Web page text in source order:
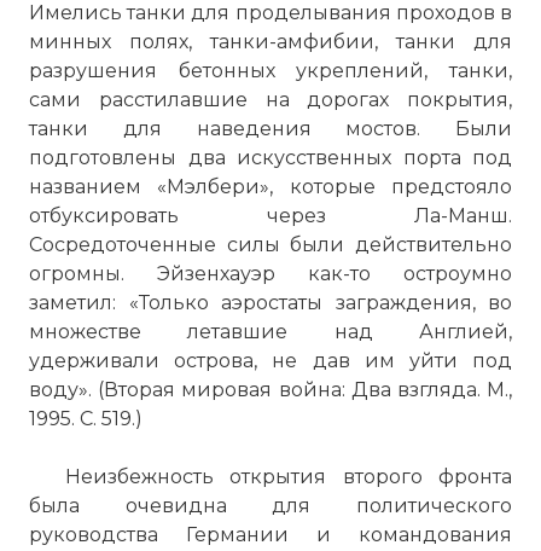
Имелись танки для проделывания проходов в
минных полях, танки-амфибии, танки для
разрушения бетонных укреплений, танки,
сами расстилавшие на дорогах покрытия,
танки для наведения мостов. Были
подготовлены два искусственных порта под
названием «Мэлбери», которые предстояло
отбуксировать через Ла-Манш.
Сосредоточенные силы были действительно
огромны. Эйзенхауэр как-то остроумно
заметил: «Только аэростаты заграждения, во
множестве летавшие над Англией,
удерживали острова, не дав им уйти под
воду». (Вторая мировая война: Два взгляда. М.,
1995. С. 519.)
Неизбежность открытия второго фронта
была очевидна для политического
руководства Германии и командования